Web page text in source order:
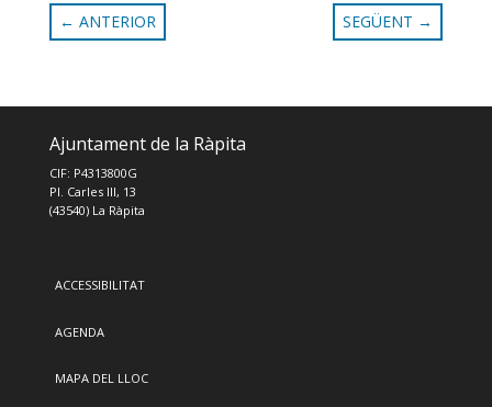
← ANTERIOR SEGÜENT →
Ajuntament de la Ràpita
CIF: P4313800G
Pl. Carles III, 13
(43540) La Ràpita
ACCESSIBILITAT
AGENDA
MAPA DEL LLOC